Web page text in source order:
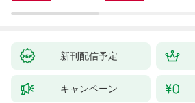
新刊配信予定
キャンペーン